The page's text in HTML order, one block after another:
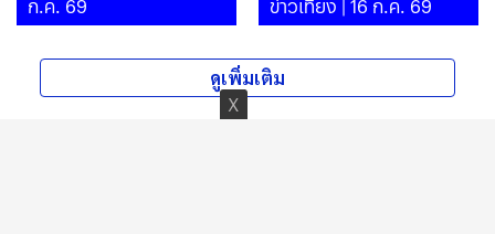
ก.ค. 69
ข่าวเที่ยง | 16 ก.ค. 69
ดูเพิ่มเติม